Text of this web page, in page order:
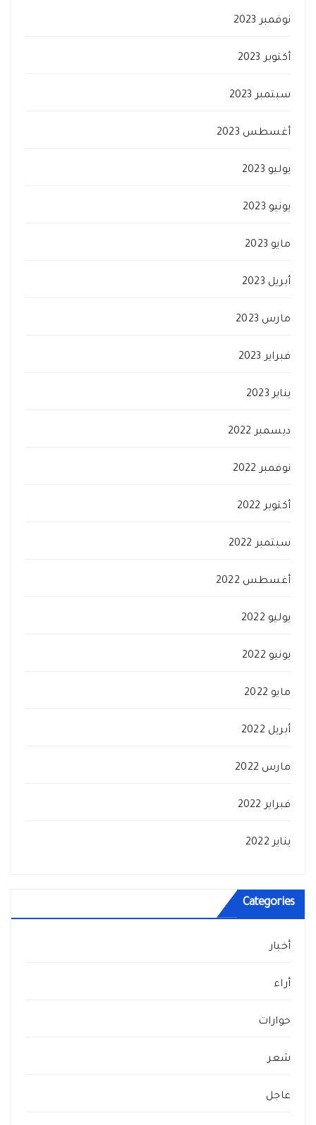
نوفمبر 2023
أكتوبر 2023
سبتمبر 2023
أغسطس 2023
يوليو 2023
يونيو 2023
مايو 2023
أبريل 2023
مارس 2023
فبراير 2023
يناير 2023
ديسمبر 2022
نوفمبر 2022
أكتوبر 2022
سبتمبر 2022
أغسطس 2022
يوليو 2022
يونيو 2022
مايو 2022
أبريل 2022
مارس 2022
فبراير 2022
يناير 2022
Categories
أخبار
أراء
حوارات
شعر
عاجل